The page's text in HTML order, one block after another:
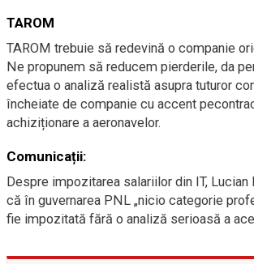
TAROM
TAROM trebuie să redevină o companie
Ne propunem să reducem pierderile, da
efectua o analiză realistă asupra tuturor
încheiate de companie cu accent
achiziționare a aeronavelor.
Comunicații:
Despre impozitarea salariilor din IT, Lucian
că în guvernarea PNL „nicio categorie
fie impozitată fără o analiză serioasă a